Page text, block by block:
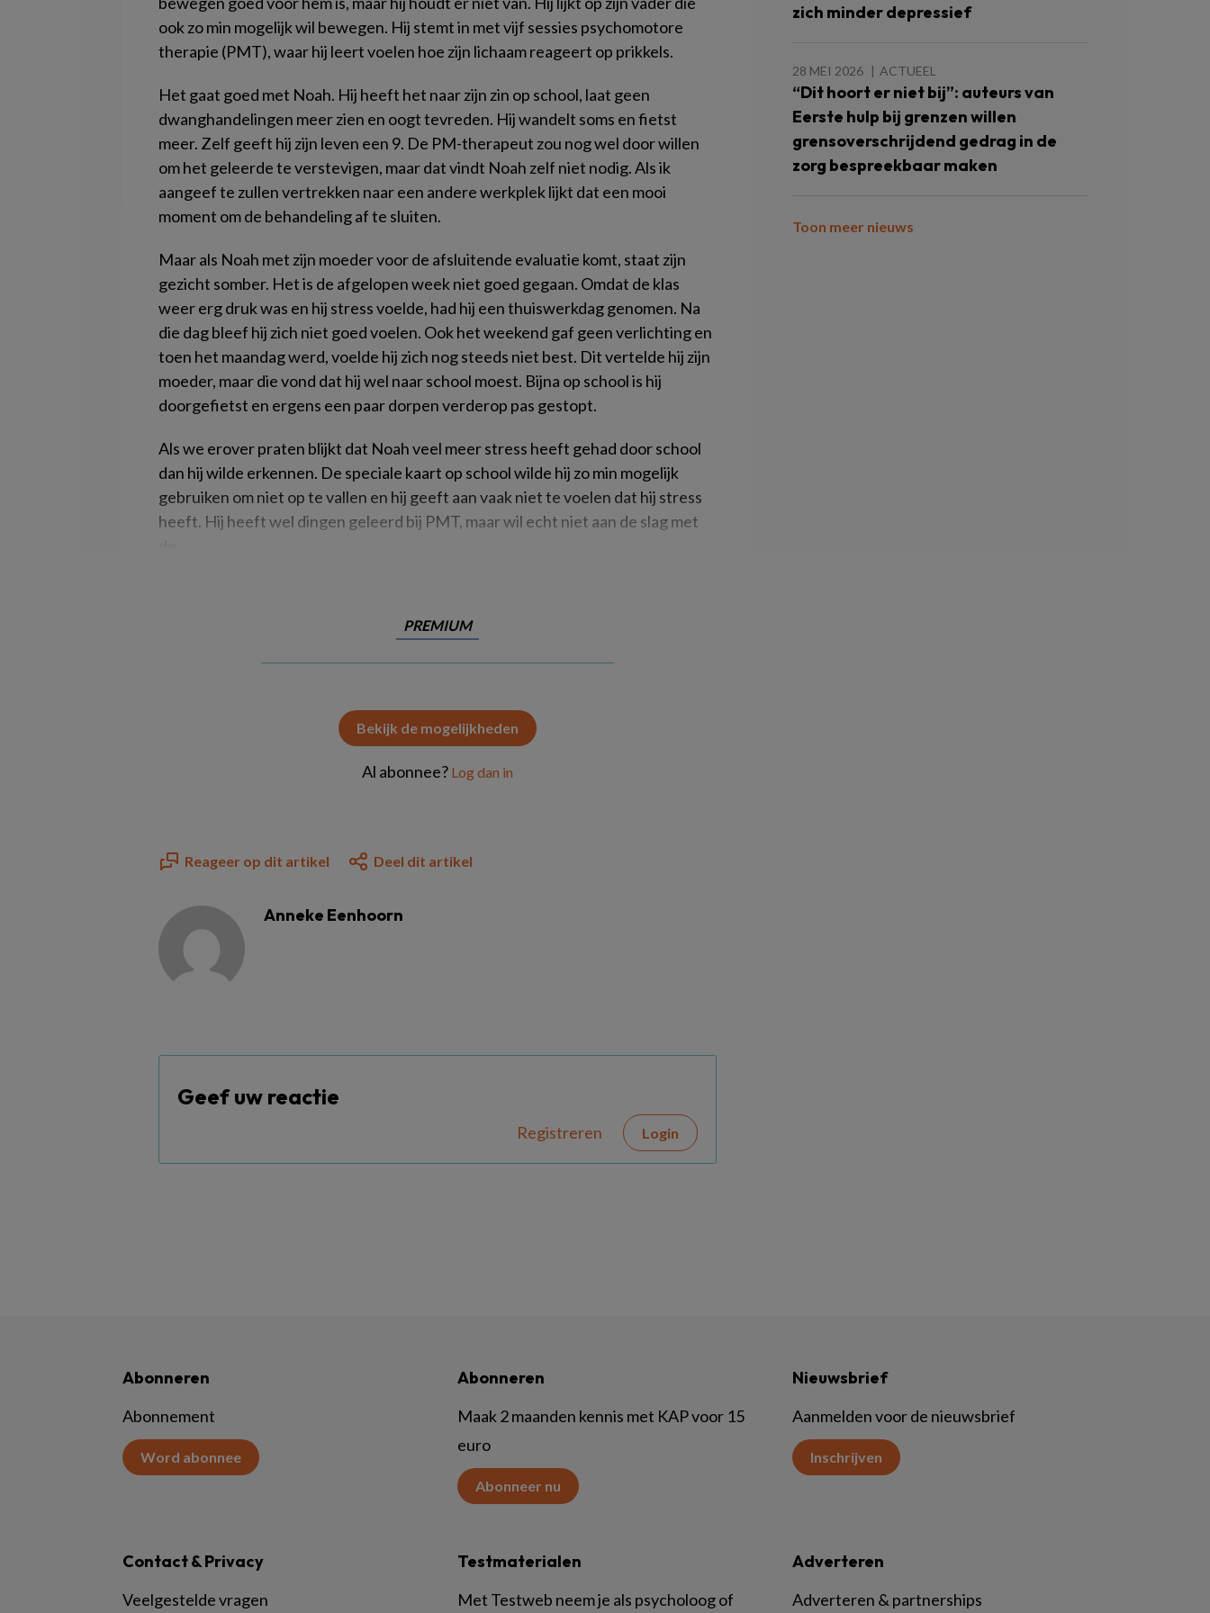
ook zo min mogelijk wil bewegen. Hij stemt in met vijf sessies psychomotore
therapie (PMT), waar hij leert voelen hoe zijn lichaam reageert op prikkels.
Het gaat goed met Noah. Hij heeft het naar zijn zin op school, laat geen
dwanghandelingen meer zien en oogt tevreden. Hij wandelt soms en fietst
meer. Zelf geeft hij zijn leven een 9. De PM-therapeut zou nog wel door willen
om het geleerde te verstevigen, maar dat vindt Noah zelf niet nodig. Als ik
aangeef te zullen vertrekken naar een andere werkplek lijkt dat een mooi
moment om de behandeling af te sluiten.
Maar als Noah met zijn moeder voor de afsluitende evaluatie komt, staat zijn
gezicht somber. Het is de afgelopen week niet goed gegaan. Omdat de klas
weer erg druk was en hij stress voelde, had hij een thuiswerkdag genomen. Na
die dag bleef hij zich niet goed voelen. Ook het weekend gaf geen verlichting en
toen het maandag werd, voelde hij zich nog steeds niet best. Dit vertelde hij zijn
moeder, maar die vond dat hij wel naar school moest. Bijna op school is hij
doorgefietst en ergens een paar dorpen verderop pas gestopt.
Als we erover praten blijkt dat Noah veel meer stress heeft gehad door school
dan hij wilde erkennen. De speciale kaart op school wilde hij zo min mogelijk
gebruiken om niet op te vallen en hij geeft aan vaak niet te voelen dat hij stress
heeft. Hij heeft wel dingen geleerd bij PMT, maar wil echt niet aan de slag met
PREMIUM
Bekijk de mogelijkheden
Al abonnee? Log dan in
Reageer op dit artikel Deel dit artikel
Anneke Eenhoorn
Geef uw reactie
Registreren Login
zich minder depressief
28 MEI 2026 ACTUEEL
“Dit hoort er niet bij”: auteurs van
Eerste hulp bij grenzen willen
grensoverschrijdend gedrag in de
zorg bespreekbaar maken
Toon meer nieuws
Abonneren
Abonnement
Word abonnee
Abonneren
Maak 2 maanden kennis met KAP voor 15
euro
Abonneer nu
Nieuwsbrief
Aanmelden voor de nieuwsbrief
Inschrijven
Contact & Privacy
Veelgestelde vragen
Testmaterialen
Met Testweb neem je als psycholoog of
Adverteren
Adverteren & partnerships